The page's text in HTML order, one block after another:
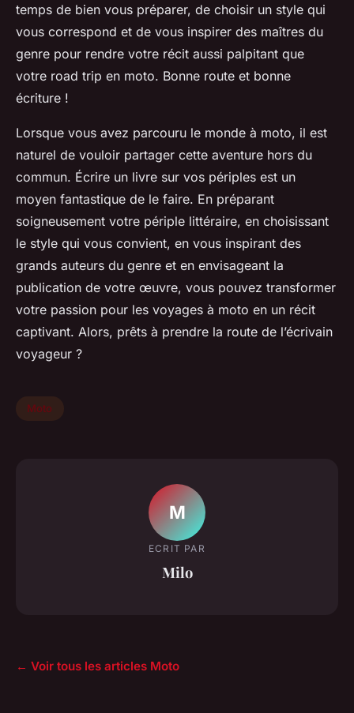
temps de bien vous préparer, de choisir un style qui
vous correspond et de vous inspirer des maîtres du
genre pour rendre votre récit aussi palpitant que
votre road trip en moto. Bonne route et bonne
écriture !
Lorsque vous avez parcouru le monde à moto, il est
naturel de vouloir partager cette aventure hors du
commun. Écrire un livre sur vos périples est un
moyen fantastique de le faire. En préparant
soigneusement votre périple littéraire, en choisissant
le style qui vous convient, en vous inspirant des
grands auteurs du genre et en envisageant la
publication de votre œuvre, vous pouvez transformer
votre passion pour les voyages à moto en un récit
captivant. Alors, prêts à prendre la route de l’écrivain
voyageur ?
Moto
M
ECRIT PAR
Milo
← Voir tous les articles Moto